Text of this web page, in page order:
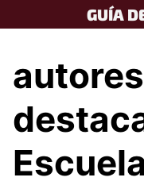
to
GUÍA